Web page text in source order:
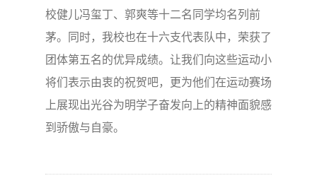
校健儿冯玺丁、郭爽等十二名同学均名列前
茅。同时，我校也在十六支代表队中，荣获了
团体第五名的优异成绩。让我们向这些运动小
将们表示由衷的祝贺吧，更为他们在运动赛场
上展现出光谷为明学子奋发向上的精神面貌感
到骄傲与自豪。